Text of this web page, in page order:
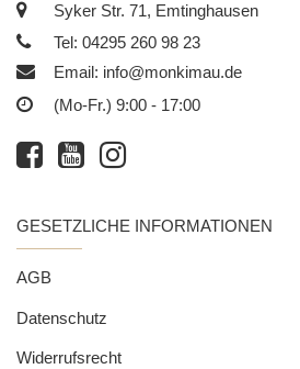
Syker Str. 71, Emtinghausen
Tel: 04295 260 98 23
Email: info@monkimau.de
(Mo-Fr.) 9:00 - 17:00
GESETZLICHE INFORMATIONEN
AGB
Datenschutz
Widerrufsrecht